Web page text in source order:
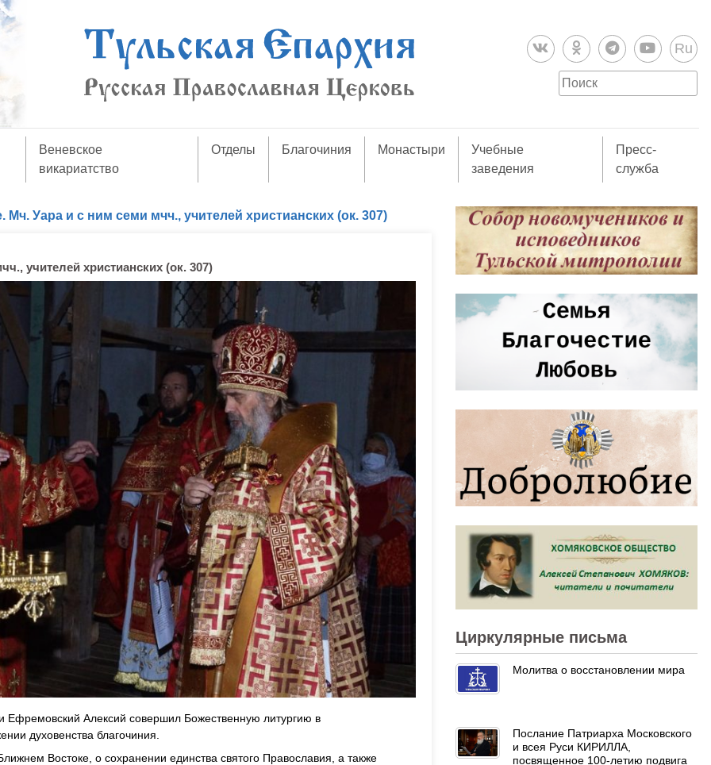
Ru
Веневское
викариатство
Отделы Благочиния Монастыри
Учебные
заведения
Пресс-
служба
Мч. Уара и с ним семи мчч., учителей христианских (ок. 307)
учителей христианских (ок. 307)
Ефремовский Алексий совершил Божественную литургию в
духовенства благочиния.
Востоке, о сохранении единства святого Православия, а также
Циркулярные письма
Молитва о восстановлении мира
Послание Патриарха Московского
и всея Руси КИРИЛЛА,
посвященное 100-летию подвига